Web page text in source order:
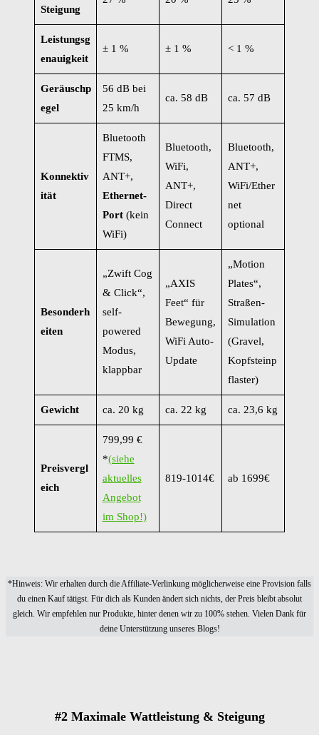
Steigung
Leistungsg
enauigkeit
± 1 % ± 1 % < 1 %
Geräuschp
egel
56 dB bei
25 km/h
ca. 58 dB ca. 57 dB
Konnektiv
ität
Bluetooth
FTMS,
ANT+,
Ethernet-
Port(kein
WiFi)
Bluetooth,
WiFi,
ANT+,
Direct
Connect
Bluetooth,
ANT+,
WiFi/Ether
net
optional
Besonderh
eiten
„Zwift Cog
& Click“,
self-
powered
Modus,
klappbar
„AXIS
Feet“ für
Bewegung,
WiFi Auto-
Update
„Motion
Plates“,
Straßen-
Simulation
(Gravel,
Kopfsteinp
flaster)
Gewicht ca. 20 kg ca. 22 kg ca. 23,6 kg
Preisvergl
eich
799,99 €
*(siehe
aktuelles
Angebot
im Shop!)
819-1014€ ab 1699€
*Hinweis: Wir erhalten durch die Affiliate-Verlinkung möglicherweise eine Provision falls
du einen Kauf tätigst. Für dich als Kunden ändert sich nichts, der Preis bleibt absolut
gleich. Wir empfehlen nur Produkte, hinter denen wir zu 100% stehen. Vielen Dank für
deine Unterstützung unseres Blogs!
#2 Maximale Wattleistung & Steigung